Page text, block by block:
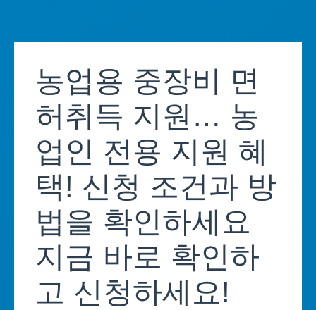
content농업용 중장비 면
허취득 지원… 농
업인 전용 지원 혜
택! 신청 조건과 방
법을 확인하세요
지금 바로 확인하
고 신청하세요!